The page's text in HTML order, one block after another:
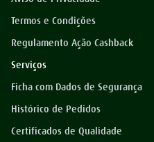
Termos e Condições
Regulamento Ação Cashback
Serviços
Ficha com Dados de Segurança
Histórico de Pedidos
Certificados de Qualidade